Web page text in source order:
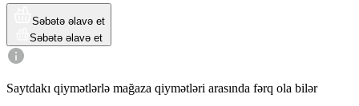
Səbətə əlavə et
Səbətə əlavə et
Saytdakı qiymətlərlə mağaza qiymətləri arasında fərq ola bilər